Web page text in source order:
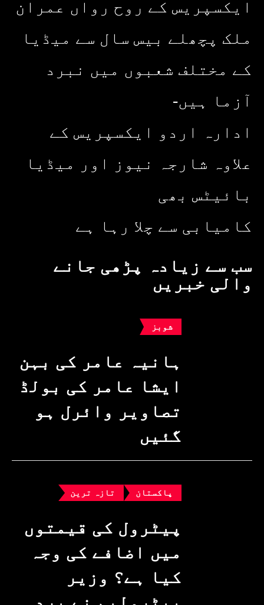
ایکسپریس کے روح رواں عمران
ملک پچھلے بیس سال سے میڈیا
کے مختلف شعبوں میں نبرد
آزما ہیں-
ادارہ اردو ایکسپریس کے
علاوہ شارجہ نیوز اور میڈیا
بائیٹس بھی
کامیابی سے چلا رہا ہے
سب سے زیادہ پڑھی جانے
والی خبریں
شوبز
ہانیہ عامر کی بہن
ایشا عامر کی بولڈ
تصاویر وائرل ہو
گئیں
پاکستان تازہ ترین
پیٹرول کی قیمتوں
میں اضافے کی وجہ
کیا ہے؟ وزیرِ